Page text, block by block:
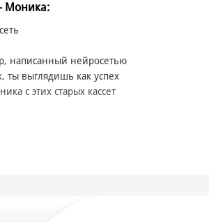
- Моника:
написанный нейросетью
ты выглядишь как успех
с этих старых кассет